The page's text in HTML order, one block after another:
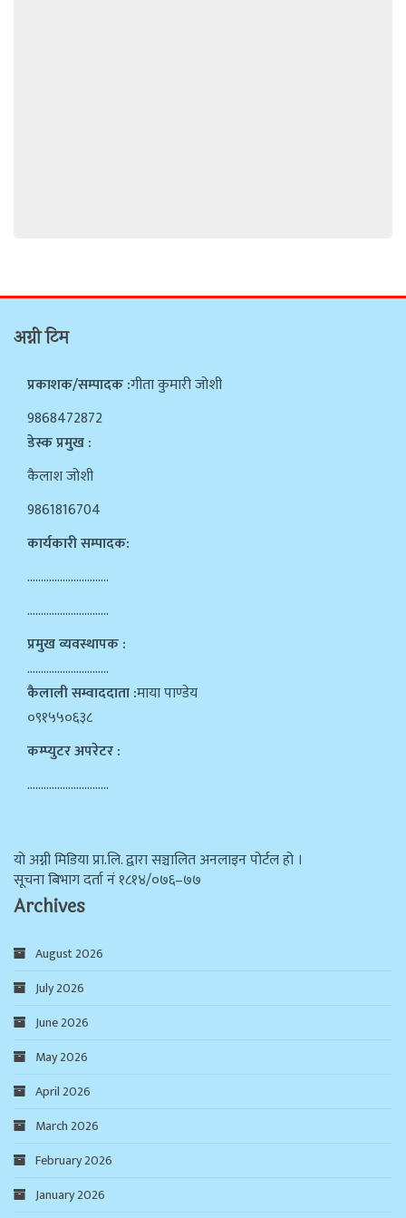
अग्नी टिम
प्रकाशक/सम्पादक :गीता कुमारी जोशी
9868472872
डेस्क प्रमुख :
कैलाश जोशी
9861816704
कार्यकारी सम्पादक:
…………………………
…………………………
प्रमुख व्यवस्थापक :
…………………………
कैलाली सम्वाददाता :माया पाण्डेय
०९१५५०६३८
कम्प्युटर अपरेटर :
…………………………
याे अग्नी मिडिया प्रा.लि. द्वारा सञ्चालित अनलाइन पोर्टल हो ।
सूचना बिभाग दर्ता न‌ं १८१४/०७६–७७
Archives
August 2026
July 2026
June 2026
May 2026
April 2026
March 2026
February 2026
January 2026